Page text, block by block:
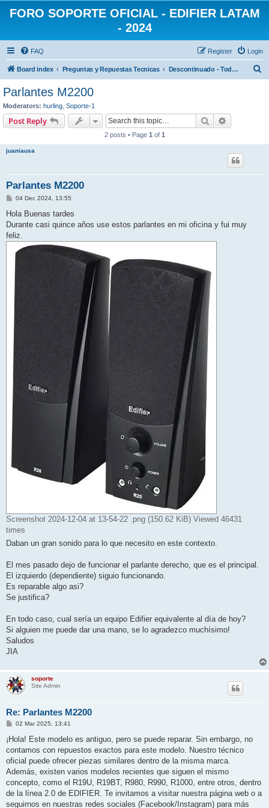
FORO SOPORTE OFICIAL - EDIFIER LATAM
- 2024
FAQ Login
Register
Board index Preguntas y Repuestas Tecnicas Descontinuado - Todas las categorias
Parlantes M2200
Moderators: hurling Soporte-1
Post Reply Search
2 posts • Page 1 of 1
juaniausa
Parlantes M2200
P
s
04 Dec 2024, 13:55
Hola Buenas tardes
Durante casi quince años use estos parlantes en mi oficina y fui muy
feliz.
Screenshot 2024-12-04 at 13-54-22 .png (150.62 KiB) Viewed 46431
times
Daban un gran sonido para lo que necesito en este contexto.
El mes pasado dejo de funcionar el parlante derecho, que es el principal.
El izquierdo (dependiente) siguio funcionando.
Es reparable algo asi?
Se justifica?
En todo caso, cual sería un equipo Edifier equivalente al día de hoy?
Si alguien me puede dar una mano, se lo agradezco muchísimo!
Saludos
JIA
soporte
Site Admin
Re: Parlantes M2200
P
s
02 Mar 2025, 13:41
¡Hola! Este modelo es antiguo, pero se puede reparar. Sin embargo, no
contamos con repuestos exactos para este modelo. Nuestro técnico
oficial puede ofrecer piezas similares dentro de la misma marca.
Además, existen varios modelos recientes que siguen el mismo
concepto, como el R19U, R19BT, R980, R990, R1000, entre otros, dentro
de la línea 2.0 de EDIFIER. Te invitamos a visitar nuestra página web o a
seguirnos en nuestras redes sociales (Facebook/Instagram) para más